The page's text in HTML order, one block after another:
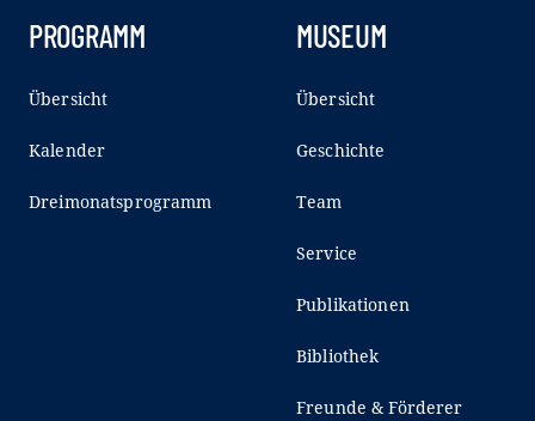
PROGRAMM
Übersicht
Kalender
Dreimonatsprogramm
MUSEUM
Übersicht
Geschichte
Team
Service
Publikationen
Bibliothek
Freunde & Förderer